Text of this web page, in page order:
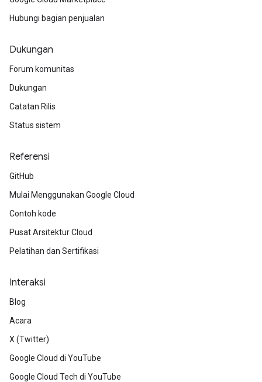
Hubungi bagian penjualan
Dukungan
Forum komunitas
Dukungan
Catatan Rilis
Status sistem
Referensi
GitHub
Mulai Menggunakan Google Cloud
Contoh kode
Pusat Arsitektur Cloud
Pelatihan dan Sertifikasi
Interaksi
Blog
Acara
X (Twitter)
Google Cloud di YouTube
Google Cloud Tech di YouTube